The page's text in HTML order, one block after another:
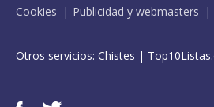
Cookies
Publicidad y webmasters
Otros servicios: Chistes |